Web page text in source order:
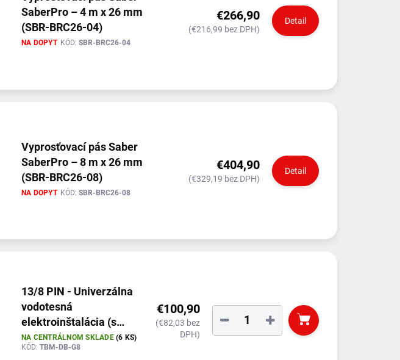
SaberPro – 4 m x 26 mm
(SBR-BRC26-04)
NA DOPYT KÓD: SBR-BRC26-04
€266,90
(€216,99 bez DPH)
Detail
Vyprosťovací pás Saber
SaberPro – 8 m x 26 mm
(SBR-BRC26-08)
NA DOPYT KÓD: SBR-BRC26-08
€404,90
(€329,19 bez DPH)
Detail
13/8 PIN - Univerzálna
vodotesná
elektroinštalácia (s
modulom) pre ťažné
zariadenia (so spiatočkou)
NA CENTRÁLNOM SKLADE(6 KS)
KÓD: TBM-DB-G8
€100,90
(€82,03 bez
DPH)
+
−